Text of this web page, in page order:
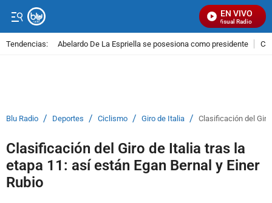
EN VIVO
Señal Visual Radio
Tendencias: Abelardo De La Espriella se posesiona como presidente
Blu Radio / Deportes / Ciclismo / Giro de Italia / Clasificación del
Clasificación del Giro de Italia tras la
etapa 11: así están Egan Bernal y Einer
Rubio